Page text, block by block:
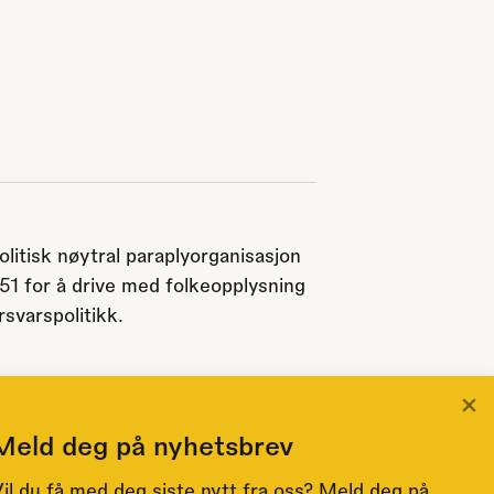
nøytral paraplyorganisasjon
for å drive med folkeopplysning
deg på nyhetsbrev
du få med deg siste nytt fra oss? Meld deg på
×